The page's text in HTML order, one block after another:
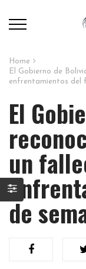
Home
El Gobierno de
enfrentamientos del
El
un
de